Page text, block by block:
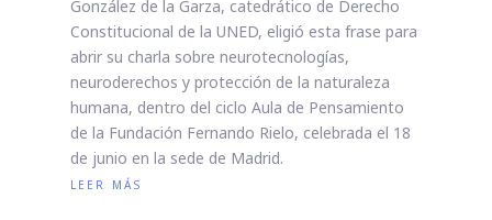
González de la Garza, catedrático de Derecho
Constitucional de la UNED, eligió esta frase para
abrir su charla sobre neurotecnologías,
neuroderechos y protección de la naturaleza
humana, dentro del ciclo Aula de Pensamiento
de la Fundación Fernando Rielo, celebrada el 18
de junio en la sede de Madrid.
leer más